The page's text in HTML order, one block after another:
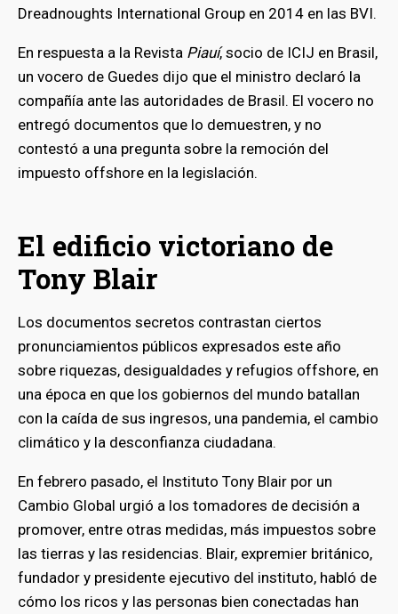
Dreadnoughts International Group en 2014 en las BVI.
En respuesta a la Revista Piauí, socio de ICIJ en Brasil,
un vocero de Guedes dijo que el ministro declaró la
compañía ante las autoridades de Brasil. El vocero no
entregó documentos que lo demuestren, y no
contestó a una pregunta sobre la remoción del
impuesto offshore en la legislación.
El edificio victoriano de
Tony Blair
Los documentos secretos contrastan ciertos
pronunciamientos públicos expresados este año
sobre riquezas, desigualdades y refugios offshore, en
una época en que los gobiernos del mundo batallan
con la caída de sus ingresos, una pandemia, el cambio
climático y la desconfianza ciudadana.
En febrero pasado, el Instituto Tony Blair por un
Cambio Global urgió a los tomadores de decisión a
promover, entre otras medidas, más impuestos sobre
las tierras y las residencias. Blair, expremier británico,
fundador y presidente ejecutivo del instituto, habló de
cómo los ricos y las personas bien conectadas han